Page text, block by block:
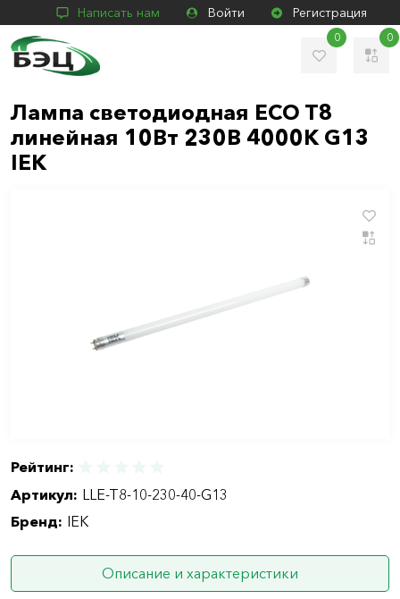
Написать нам Войти Регистрация
0 0
Лампа светодиодная ECO T8
линейная 10Вт 230В 4000К G13
IEK
Рейтинг:
Артикул: LLE-T8-10-230-40-G13
Бренд: IEK
Описание и характеристики